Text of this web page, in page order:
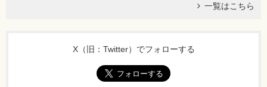
13-5 ICMPリダイレクト
13-6 ネットワークインターフェイスとIPアドレス
13-6-1 宛先ホストの指定
13-6-2 ループバックアドレス
一覧はこちら
X（旧：Twitter）でフォローする